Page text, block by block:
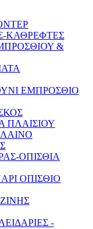
ΚΑΘΡΕΦΤΕΣ
&
ΕΜΠΡΟΣΘΙΟ
ΠΛΑΙΣΙΟΥ
ΟΠΙΣΘΙΑ
ΟΠΙΣΘΙΟ
-